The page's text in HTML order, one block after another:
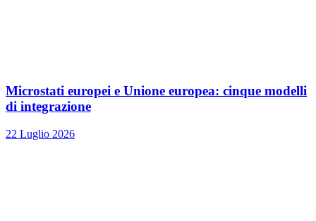
Microstati europei e Unione europea: cinque modelli
di integrazione
22 Luglio 2026